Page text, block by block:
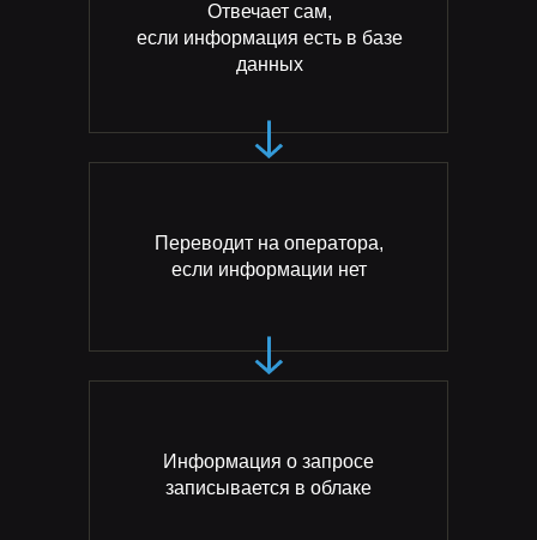
Отвечает сам,
если информация есть в базе
данных
Переводит на оператора,
если информации нет
Информация о запросе
записывается в облаке